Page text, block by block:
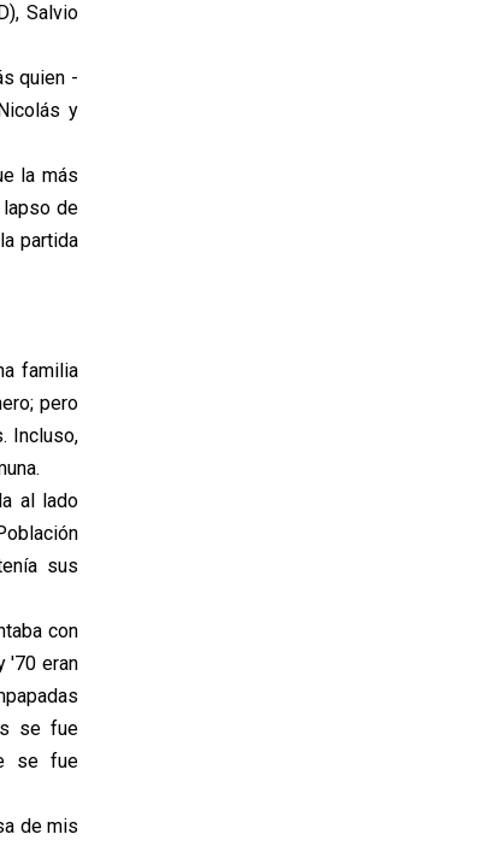
Salvio
quien -
y
la más
lapso de
partida
familia
pero
Incluso,
al lado
sus
con
'70 eran
se fue
se fue
de mis